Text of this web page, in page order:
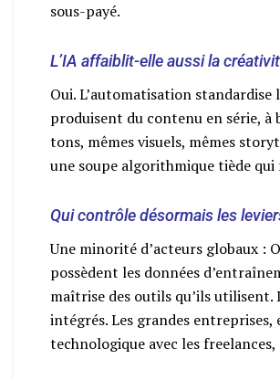
sous-payé.
L’IA affaiblit-elle aussi la
Oui. L’automatisation
produisent du contenu en série, à
tons, mêmes visuels, mêmes
une soupe algorithmique tiède
Qui contrôle désormais les
Une minorité d’acteurs globaux :
possèdent les données
maîtrise des outils qu’ils utilisent.
intégrés. Les grandes
technologique avec les freelances,